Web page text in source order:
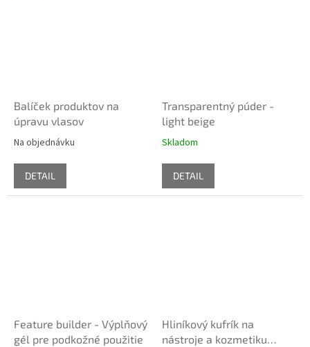
Balíček produktov na
úpravu vlasov
Na objednávku
DETAIL
Transparentný púder -
light beige
Skladom
DETAIL
Feature builder - Výplňový
gél pre podkožné použitie
Hliníkový kufrík na
nástroje a kozmetiku